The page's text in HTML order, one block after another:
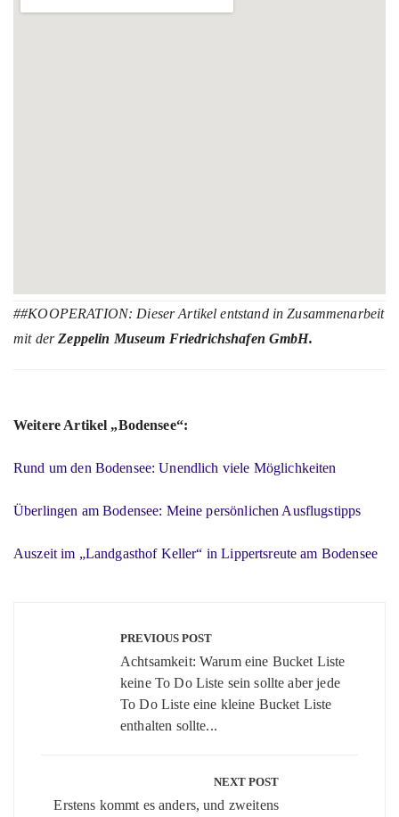
##KOOPERATION: Dieser Artikel entstand in Zusammenarbeit
mit derZeppelin Museum Friedrichshafen GmbH.
Weitere Artikel „Bodensee“:
Rund um den Bodensee: Unendlich viele Möglichkeiten
Überlingen am Bodensee: Meine persönlichen Ausflugstipps
Auszeit im „Landgasthof Keller“ in Lippertsreute am Bodensee
PREVIOUS POST
Achtsamkeit: Warum eine Bucket Liste
keine To Do Liste sein sollte aber jede
To Do Liste eine kleine Bucket Liste
enthalten sollte...
NEXT POST
Erstens kommt es anders, und zweitens